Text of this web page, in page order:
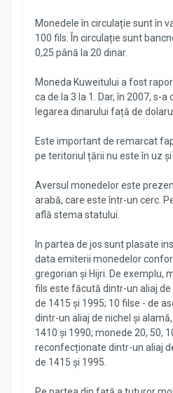
Monedele în circulație sunt în
100 fils. În circulație sunt
0,25 până la 20 dinar.
Moneda Kuweitului a fost
ca de la 3 la 1. Dar, în 2007, s-a
legarea dinarului față de
Este important de remarcat
pe teritoriul țării nu este în uz
Aversul monedelor este
arabă, care este într-un cerc.
află stema statului.
In partea de jos sunt plasate
data emiterii monedelor
gregorian și Hijri. De exemplu,
fils este făcută dintr-un aliaj de
de 1415 și 1995; 10 filse - de
dintr-un aliaj de nichel și
1410 și 1990; monede 20, 50,
reconfecționate dintr-un aliaj
de 1415 și 1995.